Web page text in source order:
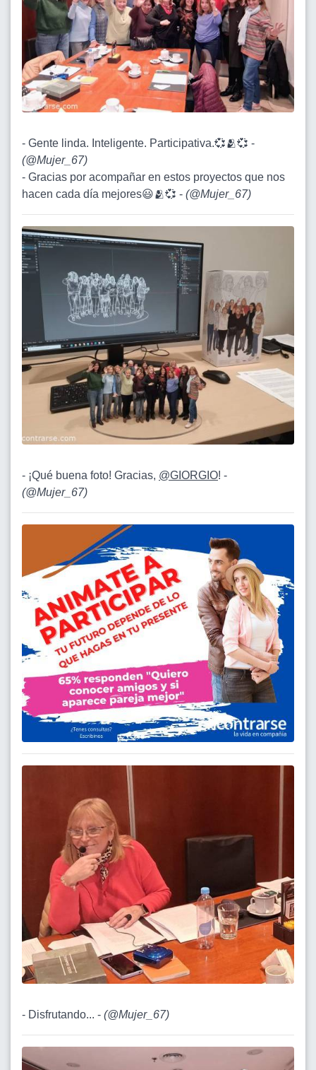
- Gente linda. Inteligente. Participativa.💞🫂💞 -
(@Mujer_67)
- Gracias por acompañar en estos proyectos que nos
hacen cada día mejores😃🫂💞 - (@Mujer_67)
- ¡Qué buena foto! Gracias, @GIORGIO! -
(@Mujer_67)
- Disfrutando... - (@Mujer_67)